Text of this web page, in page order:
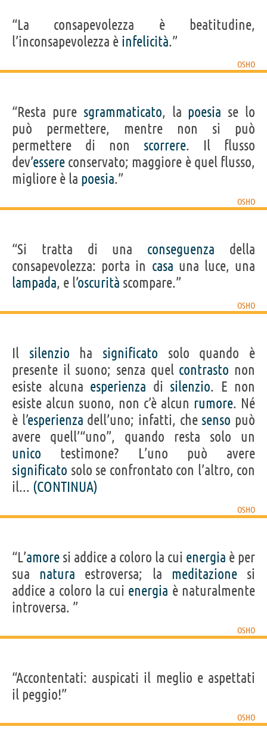
“La consapevolezza è beatitudine,
l’inconsapevolezza è infelicità.”
OSHO
“Resta pure sgrammaticato, la poesia se lo
può permettere, mentre non si può
permettere di non scorrere. Il flusso
dev’essere conservato; maggiore è quel flusso,
migliore è la poesia.”
OSHO
“Si tratta di una conseguenza della
consapevolezza: porta in casa una luce, una
lampada, e l’oscurità scompare.”
OSHO
Il silenzio ha significato solo quando è
presente il suono; senza quel contrasto non
esiste alcuna esperienza di silenzio. E non
esiste alcun suono, non c’è alcun rumore. Né
è l’esperienza dell’uno; infatti, che senso può
avere quell’“uno”, quando resta solo un
unico testimone? L’uno può avere
significato solo se confrontato con l’altro, con
il... (CONTINUA)
OSHO
“L’amore si addice a coloro la cui energia è per
sua natura estroversa; la meditazionesi
addice a coloro la cui energia è naturalmente
introversa. ”
OSHO
“Accontentati: auspicati il meglio e aspettati
il peggio!”
OSHO